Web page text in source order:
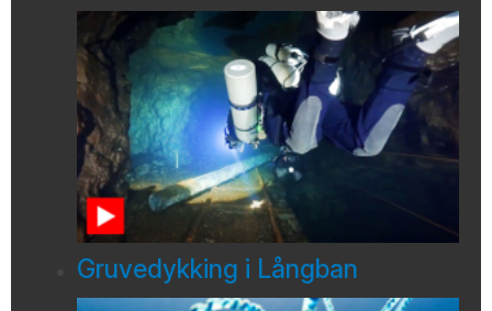
Gruvedykking i Långban